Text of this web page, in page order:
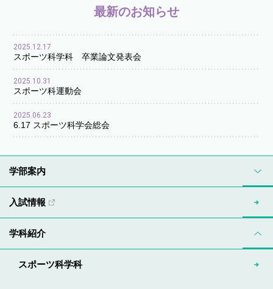
最新のお知らせ
2025.12.17
スポーツ科学科 卒業論文発表会
2025.10.31
スポーツ科運動会
2025.06.23
6.17 スポーツ科学会総会
学部案内
入試情報
学科紹介
スポーツ科学科